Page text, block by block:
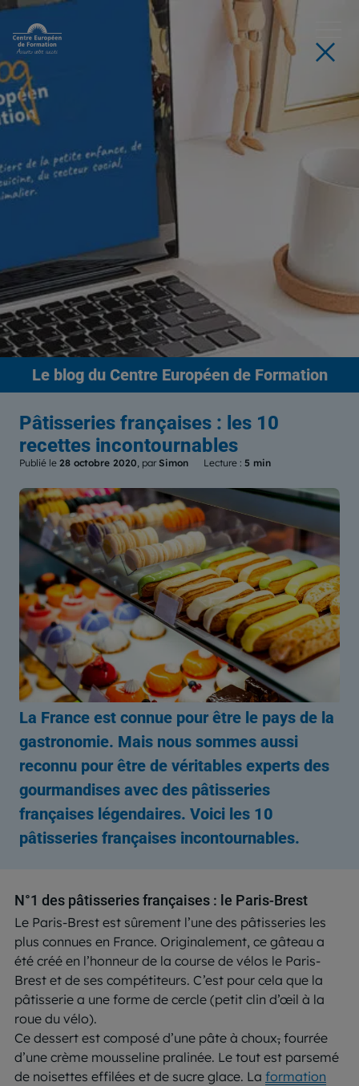
Le blogdu Centre Européen de Formation
Pâtisseries françaises : les 10
recettes incontournables
Publié le 28 octobre 2020, par Simon Lecture : 5 min
La France est connue pour être le pays de la
gastronomie. Mais nous sommes aussi
reconnu pour être de véritables experts des
gourmandises avec des pâtisseries
françaises légendaires. Voici les 10
pâtisseries françaises incontournables.
N°1 des pâtisseries françaises : le Paris-Brest
Le Paris-Brest est sûrement l’une des pâtisseries les
plus connues en France. Originalement, ce gâteau a
été créé en l’honneur de la course de vélos le Paris-
Brest et de ses compétiteurs. C’est pour cela que la
pâtisserie a une forme de cercle (petit clin d’œil à la
roue du vélo).
Ce dessert est composé d’une pâte à choux, fourrée
d’une crème mousseline pralinée. Le tout est parsemé
de noisettes effilées et de sucre glace. La formation